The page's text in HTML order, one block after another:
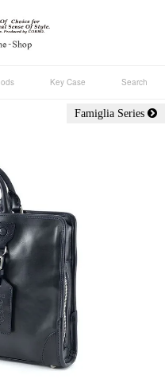
Key Case Search
Famiglia Series